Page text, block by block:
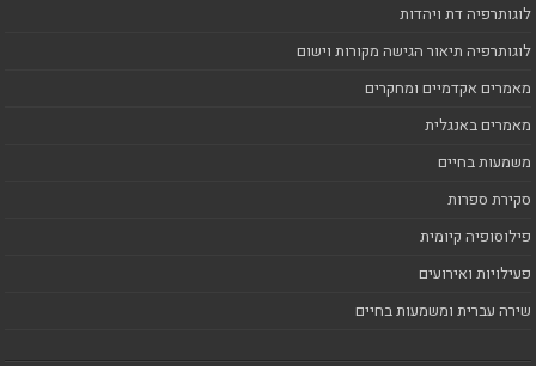
לוגותרפיה דת ויהדות
לוגותרפיה תיאור הגישה מקורות וישום
מאמרים אקדמיים ומחקרים
מאמרים באנגלית
משמעות בחיים
סקירת ספרות
פילוסופיה קיומית
פעילויות ואירועים
שירה עברית ומשמעות בחיים